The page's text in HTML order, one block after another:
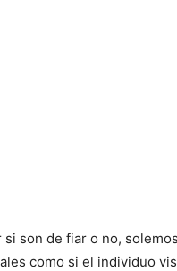
son de fiar o no,
como si el individuo